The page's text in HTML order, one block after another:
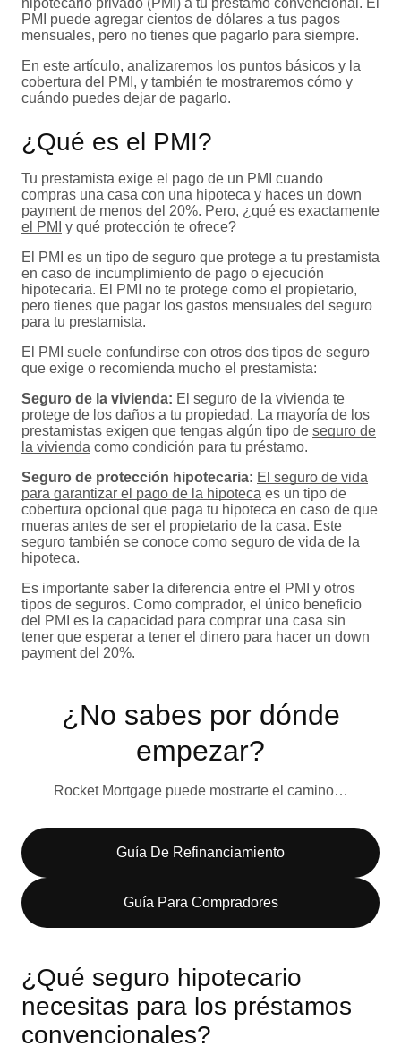
hipotecario privado (PMI) a tu préstamo convencional. El
PMI puede agregar cientos de dólares a tus pagos
mensuales, pero no tienes que pagarlo para siempre.
En este artículo, analizaremos los puntos básicos y la
cobertura del PMI, y también te mostraremos cómo y
cuándo puedes dejar de pagarlo.
¿Qué es el PMI?
Tu prestamista exige el pago de un PMI cuando
compras una casa con una hipoteca y haces un down
payment de menos del 20%. Pero, ¿qué es exactamente
el PMI y qué protección te ofrece?
El PMI es un tipo de seguro que protege a tu prestamista
en caso de incumplimiento de pago o ejecución
hipotecaria. El PMI no te protege como el propietario,
pero tienes que pagar los gastos mensuales del seguro
para tu prestamista.
El PMI suele confundirse con otros dos tipos de seguro
que exige o recomienda mucho el prestamista:
Seguro de la vivienda: El seguro de la vivienda te
protege de los daños a tu propiedad. La mayoría de los
prestamistas exigen que tengas algún tipo de seguro de
la vivienda como condición para tu préstamo.
Seguro de protección hipotecaria: El seguro de vida
para garantizar el pago de la hipoteca es un tipo de
cobertura opcional que paga tu hipoteca en caso de que
mueras antes de ser el propietario de la casa. Este
seguro también se conoce como seguro de vida de la
hipoteca.
Es importante saber la diferencia entre el PMI y otros
tipos de seguros. Como comprador, el único beneficio
del PMI es la capacidad para comprar una casa sin
tener que esperar a tener el dinero para hacer un down
payment del 20%.
¿No sabes por dónde
empezar?
Rocket Mortgage puede mostrarte el camino…
Guía De Refinanciamiento
Guía Para Compradores
¿Qué seguro hipotecario
necesitas para los préstamos
convencionales?